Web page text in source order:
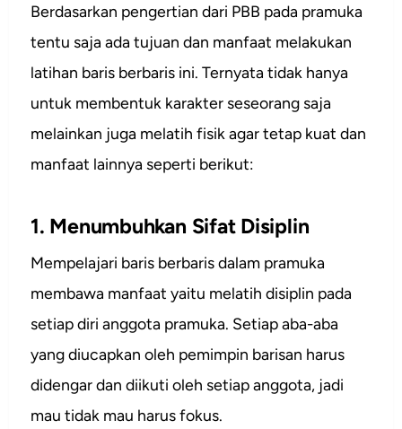
Berdasarkan pengertian dari PBB pada pramuka
tentu saja ada tujuan dan manfaat melakukan
latihan baris berbaris ini. Ternyata tidak hanya
untuk membentuk karakter seseorang saja
melainkan juga melatih fisik agar tetap kuat dan
manfaat lainnya seperti berikut:
1. Menumbuhkan Sifat Disiplin
Mempelajari baris berbaris dalam pramuka
membawa manfaat yaitu melatih disiplin pada
setiap diri anggota pramuka. Setiap aba-aba
yang diucapkan oleh pemimpin barisan harus
didengar dan diikuti oleh setiap anggota, jadi
mau tidak mau harus fokus.